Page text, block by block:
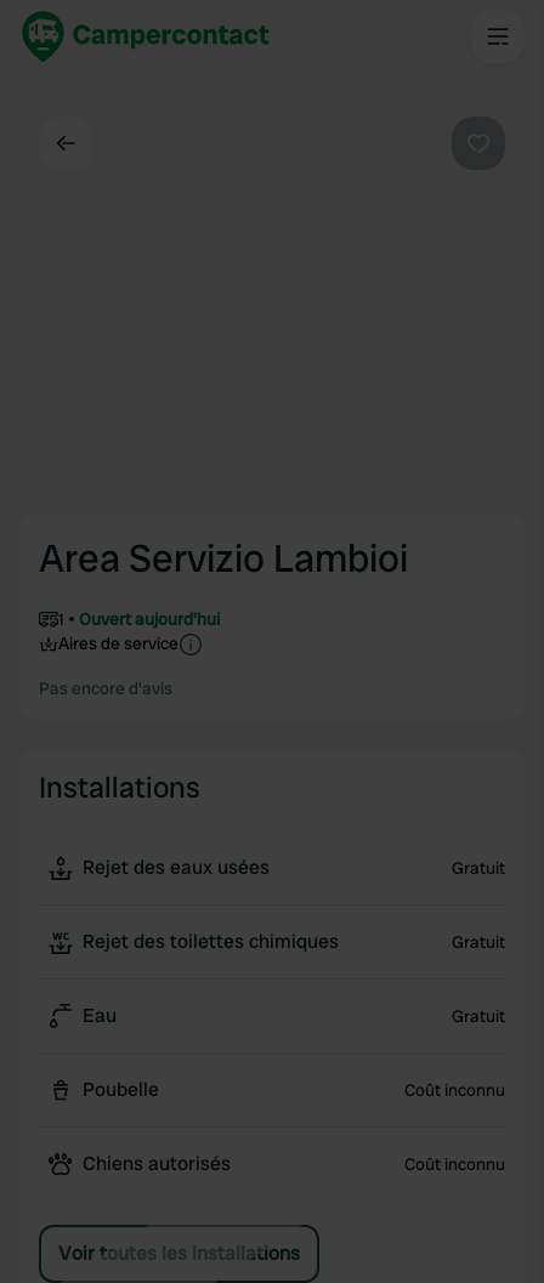
Area Servizio Lambioi
1
Ouvert aujourd'hui
Aires de service
Pas encore d'avis
Installations
Rejet des eaux usées Gratuit
Rejet des toilettes chimiques Gratuit
Eau Gratuit
Poubelle Coût inconnu
Chiens autorisés Coût inconnu
Voir toutes les installations